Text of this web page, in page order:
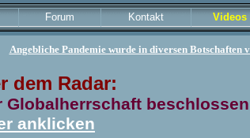
Forum Kontakt Videos
Angebliche Pandemie wurde in diversen Botschaften
dem Radar:
Globalherrschaft beschlossen
anklicken